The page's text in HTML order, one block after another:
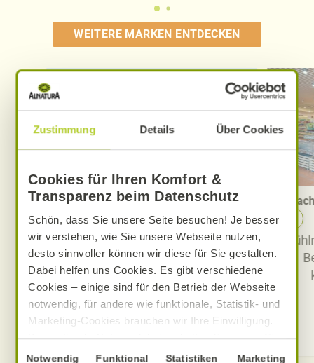
Zustimmung Details Über Cookies
Cookies für Ihren Komfort &
Transparenz beim Datenschutz
Schön, dass Sie unsere Seite besuchen! Je besser
wir verstehen, wie Sie unsere Webseite nutzen,
desto sinnvoller können wir diese für Sie gestalten.
Dabei helfen uns Cookies. Es gibt verschiedene
Cookies – einige sind für den Betrieb der Webseite
notwendig, für andere wie funktionale, Statistik- und
Marketing-Cookies brauchen wir Ihre Einwilligung.
Das optimale Nutzererlebnis erhalten Sie, wenn Sie
„Alle Cookies erlauben“ anklicken. Ihre Einwilligung
Einwilligungsauswahl
Notwendig Funktional Statistiken Marketing
WEITERE MARKEN ENTDECKEN
PAYBACK bei Alnatura – alles im
Überblick
Alle Informationen rund um das
PAYBACK Programm bei
Alnatura: Sammeln – einlösen –
Karte bestellen und vieles mehr.
Jetzt PAYBACK bei Alnatura
entdecken